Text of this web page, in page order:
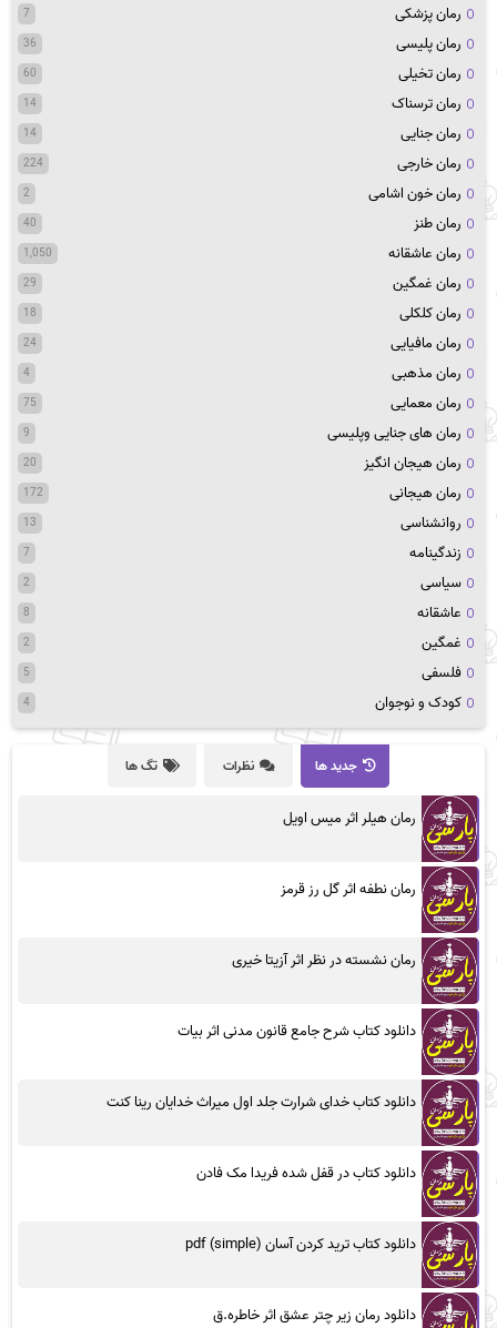
رمان پزشکی 7
رمان پلیسی 36
رمان تخیلی 60
رمان ترسناک 14
رمان جنایی 14
رمان خارجی 224
رمان خون اشامی 2
رمان طنز 40
رمان عاشقانه 1,050
رمان غمگین 29
رمان کلکلی 18
رمان مافیایی 24
رمان مذهبی 4
رمان معمایی 75
رمان های جنایی وپلیسی 9
رمان هیجان انگیز 20
رمان هیجانی 172
روانشناسی 13
زندگینامه 7
سیاسی 2
عاشقانه 8
غمگین 2
فلسفی 5
کودک و نوجوان 4
جدید ها نظرات تگ ها
رمان هیلر اثر میس اویل
رمان نطفه اثر گل رز قرمز
رمان نشسته در نظر اثر آزیتا خیری
دانلود کتاب شرح جامع قانون مدنی اثر بیات
دانلود کتاب خدای شرارت جلد اول میراث خدایان رینا کنت
دانلود کتاب در قفل شده فریدا مک فادن
دانلود کتاب ترید کردن آسان (simple) pdf
دانلود رمان زیر چتر عشق اثر خاطره.ق